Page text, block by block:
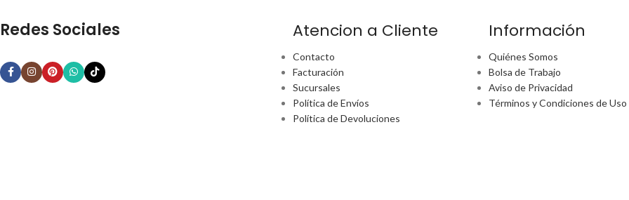
Redes Sociales Atencion a Cliente
Contacto
Facturación
Sucursales
Política de Envíos
Política de Devoluciones
Información
Quiénes Somos
Bolsa de Trabajo
Aviso de Privacidad
Términos y Condiciones de Uso